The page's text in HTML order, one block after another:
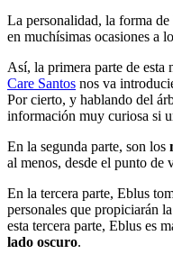
La personalidad, la forma
en muchísimas ocasiones a
Así, la primera parte de esta
Care Santos nos va
Por cierto, y hablando del
información muy curiosa si
En la segunda parte, son los
al menos, desde el punto de
En la tercera parte, Eblus
personales que propiciarán
esta tercera parte, Eblus es
lado oscuro.